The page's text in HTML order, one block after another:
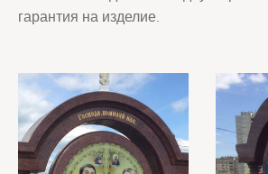
гарантия на изделие.